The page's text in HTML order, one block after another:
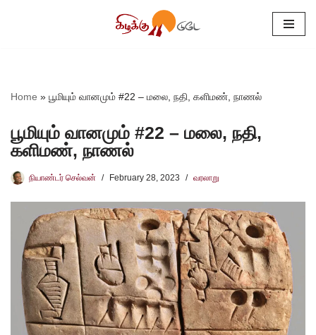
Home » பூமியும் வானமும் #22 – மலை, நதி, களிமண், நாணல்
பூமியும் வானமும் #22 – மலை, நதி,
களிமண், நாணல்
நியாண்டர் செல்வன் February 28, 2023 வரலாறு